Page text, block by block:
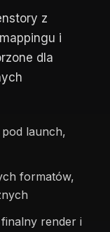
z
i
dla
launch,
formatów,
render i